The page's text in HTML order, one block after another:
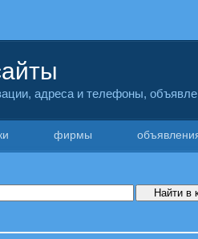
адреса и телефоны,
фирмы